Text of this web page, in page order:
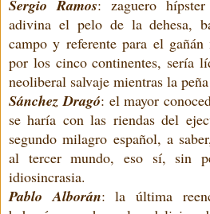
Sergio Ramos: zaguero
adivina el pelo de la dehesa,
campo y referente para el gañán
por los cinco continentes, sería
neoliberal salvaje mientras la
Sánchez Dragó: el mayor
se haría con las riendas del
segundo milagro español, a
al tercer mundo, eso sí, sin
idiosincrasia.
Pablo Alborán: la última